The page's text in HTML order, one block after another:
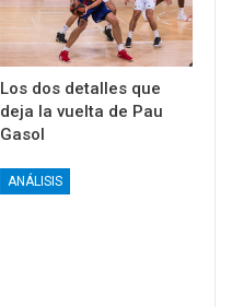
Los dos detalles que
deja la vuelta de Pau
Gasol
ANÁLISIS